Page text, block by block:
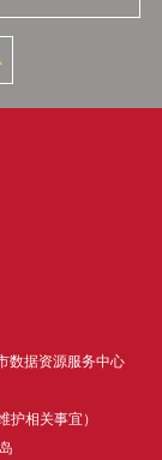
数据资源服务中心
护相关事宜）